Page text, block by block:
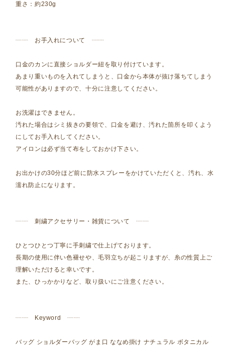
重さ：約230g
┈┈ お手入れについて ┈┈
口金のカンに直接ショルダー紐を取り付けています。
あまり重いものを入れてしまうと、口金から本体が抜け落ちてしまう
可能性がありますので、十分に注意してください。
お洗濯はできません。
汚れた場合はシミ抜きの要領で、口金を避け、汚れた箇所を叩くよう
にしてお手入れしてください。
アイロンは必ず当て布をしておかけ下さい。
お出かけの30分ほど前に防水スプレーをかけていただくと、汚れ、水
濡れ防止になります。
┈┈ 刺繍アクセサリー・雑貨について ┈┈
ひとつひとつ丁寧に手刺繍で仕上げております。
長期の使用に伴い色褪せや、毛羽立ちが起こりますが、糸の性質上ご
理解いただけると幸いです。
また、ひっかかりなど、取り扱いにご注意ください。
┈┈ Keyword ┈┈
バッグ ショルダーバッグ がま口 ななめ掛け ナチュラル ボタニカル